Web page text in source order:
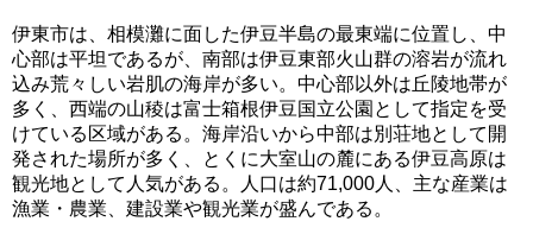
伊東市は、相模灘に面した伊豆半島の最東端に位置し、中
心部は平坦であるが、南部は伊豆東部火山群の溶岩が流れ
込み荒々しい岩肌の海岸が多い。中心部以外は丘陵地帯が
多く、西端の山稜は富士箱根伊豆国立公園として指定を受
けている区域がある。海岸沿いから中部は別荘地として開
発された場所が多く、とくに大室山の麓にある伊豆高原は
観光地として人気がある。人口は約71,000人、主な産業は
漁業・農業、建設業や観光業が盛んである。